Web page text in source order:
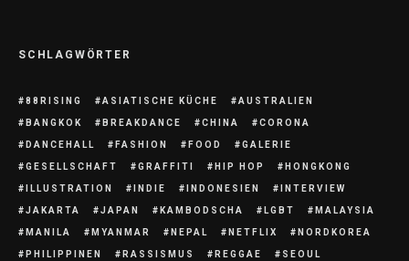
SCHLAGWÖRTER
88RISING ASIATISCHE KÜCHE AUSTRALIEN
BANGKOK BREAKDANCE CHINA CORONA
DANCEHALL FASHION FOOD GALERIE
GESELLSCHAFT GRAFFITI HIP HOP HONGKONG
ILLUSTRATION INDIE INDONESIEN INTERVIEW
JAKARTA JAPAN KAMBODSCHA LGBT MALAYSIA
MANILA MYANMAR NEPAL NETFLIX NORDKOREA
PHILIPPINEN RASSISMUS REGGAE SEOUL